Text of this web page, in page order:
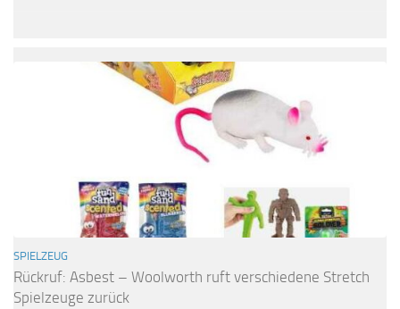
SPIELZEUG
Rückruf: Asbest – Woolworth ruft verschiedene Stretch
Spielzeuge zurück